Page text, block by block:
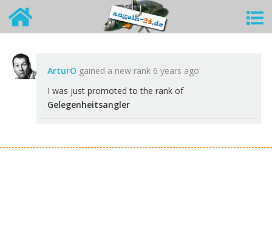
ArturO gained a new rank 6 years ago
I was just promoted to the rank of
Gelegenheitsangler